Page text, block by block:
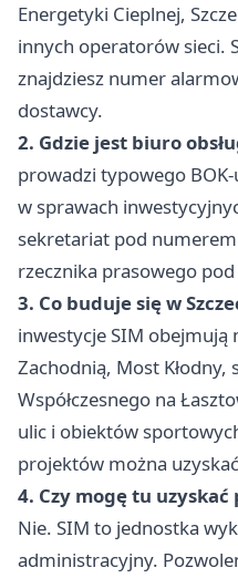
Energetyki Cieplnej,
innych operatorów
znajdziesz numer
dostawcy.
2. Gdzie jest biuro
prowadzi typowego
w sprawach
sekretariat pod
rzecznika prasowego
3. Co buduje się w
inwestycje SIM
Zachodnią, Most Kłodny,
Współczesnego na
ulic i obiektów
projektów można
4. Czy mogę tu
Nie. SIM to jednostka
administracyjny.